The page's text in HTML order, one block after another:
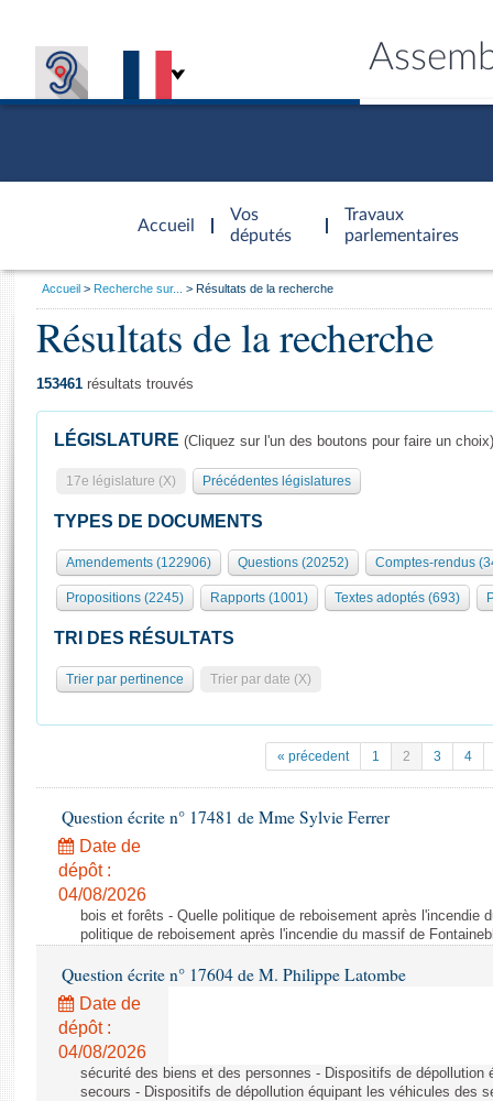
Accueil
d'accueil
Vos
députés
Travaux
parlementaires
Présidence
577 députés
Groupes politiques
Séance publique
Commissions et autres organes
Europe et International
Pétitions
Projets de loi
Propositions de loi
Amendements
Textes adoptés
Rapports législatifs
Rapports sur l'application des lois
Baromètre de l’application des lois
Général
Rôle et pouvoirs de l'Assemblée
Organisation de l'Assemblée
Présidence Conférence des Présidents Bureau Collège des
Statistiques et chiffres clés
( Constitution | Règlement de l'Assemblée ... )
Histoire
Juniors
Anciennes législatures
Visiter l'Assemblée
Visite virtuelle du palais Bourbon
Assister à une séance
Contacts et plan d'accès
Photos libres de droit
Vous
Accueil Recherche sur... Résultats de la recherche
Résultats de la recherche
153461 résultats trouvés
LÉGISLATURE (Cliquez sur l'un des boutons pour faire un choix)
17e législature (X) Précédentes législatures
TYPES DE DOCUMENTS
Amendements (122906) Questions (20252) Comptes-rendus
Propositions (2245) Rapports (1001) Textes adoptés (693)
TRI DES RÉSULTATS
Trier par pertinence Trier par date (X)
« précedent 1 2 3 4
Question écrite n° 17481 de Mme Sylvie Ferrer
Date de
dépôt :
04/08/2026
bois et forêts - Quelle politique de reboisement après l'incendie
politique de reboisement après l'incendie du massif de
Question écrite n° 17604 de M. Philippe Latombe
Date de
dépôt :
04/08/2026
sécurité des biens et des personnes - Dispositifs de
secours - Dispositifs de dépollution équipant les véhicules des